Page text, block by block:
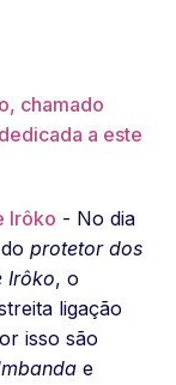
chamado
a este
Irôko - No dia
protetor dos
Irôko, o
ligação
isso são
e